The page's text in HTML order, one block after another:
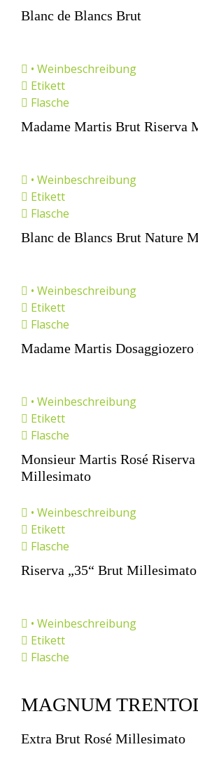
Blanc de Blancs Brut
• Weinbeschreibung
Etikett
Flasche
Madame Martis Brut Riserva
• Weinbeschreibung
Etikett
Flasche
Blanc de Blancs Brut Nature
• Weinbeschreibung
Etikett
Flasche
Madame Martis
• Weinbeschreibung
Etikett
Flasche
Monsieur Martis Rosé
Millesimato
• Weinbeschreibung
Etikett
Flasche
Riserva „35“ Brut Millesimato
• Weinbeschreibung
Etikett
Flasche
MAGNUM
Extra Brut Rosé Millesimato